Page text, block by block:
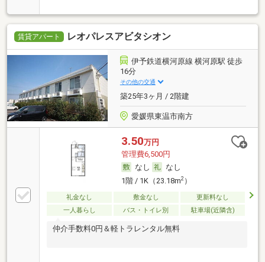
賃貸アパート レオパレスアビタシオン
伊予鉄道横河原線 横河原駅 徒歩
16分
その他の交通
築25年3ヶ月 / 2階建
愛媛県東温市南方
3.50万円
管理費6,500円
なし
なし
1階 / 1K（23.18m2）
礼金なし 敷金なし
更新料なし
一人暮らし
バス・トイレ別 駐車場(近隣含)
仲介手数料0円＆軽トラレンタル無料